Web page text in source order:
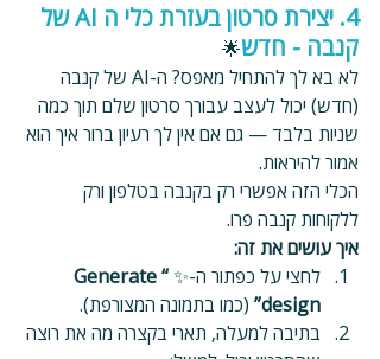
4.
יצירת סרטון בעזרת כלי ה AI של
קנבה - חדש🌟
לא בא לך להתחיל מאפס? ה-AI של קנבה
(חדש) יכול לעצב עבורך סרטון שלם תוך כמה
שניות בלבד — גם אם אין לך רעיון ברור איך הוא
אמור להיראות.
הכלי הזה אפשרי רק בקנבה בטלפון ורק
ללקוחות קנבה פרו.
איך עושים את זה:
לחצי על כפתור ה-✨
“Generate
design” (כמו בתמונה המצורפת).
בתיבה למעלה, תארי בקצרה מה את רוצה